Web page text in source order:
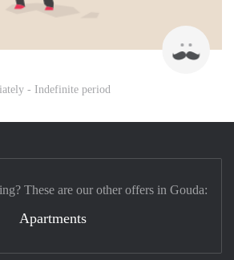
- Indefinite period
These are our other offers in Gouda:
Apartments